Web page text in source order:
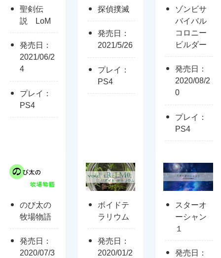
聖剣伝
説 LoM
発売日：
2021/06/2
4
プレイ：
PS4
探偵撲滅
発売日：
2021/5/26
プレイ：
PS4
ゾンビサ
バイバル
コロニー
ビルダー
発売日：
2020/08/2
0
プレイ：
PS4
のび太の
牧場物語
発売日：
2020/07/3
ボイドテ
ラリウム
発売日：
2020/01/2
スターオ
ーシャン
１
発売日：